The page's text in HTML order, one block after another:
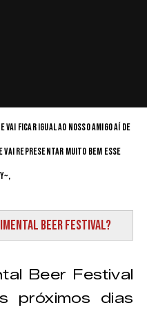
vai ficar igual ao nosso amigo aí de
vai representar muito bem esse
Beer Festival?
Beer Festival
próximos dias